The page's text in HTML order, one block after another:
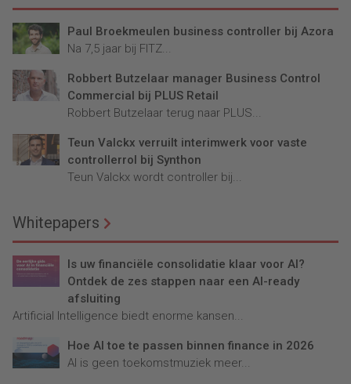
Paul Broekmeulen business controller bij Azora
Na 7,5 jaar bij FITZ...
Robbert Butzelaar manager Business Control
Commercial bij PLUS Retail
Robbert Butzelaar terug naar PLUS...
Teun Valckx verruilt interimwerk voor vaste
controllerrol bij Synthon
Teun Valckx wordt controller bij...
Whitepapers
Is uw financiële consolidatie klaar voor AI?
Ontdek de zes stappen naar een AI-ready
afsluiting
Artificial Intelligence biedt enorme kansen...
Hoe AI toe te passen binnen finance in 2026
AI is geen toekomstmuziek meer...